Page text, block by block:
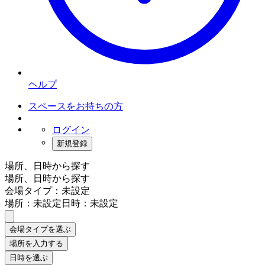
ヘルプ
スペースをお持ちの方
ログイン
新規登録
場所、日時から探す
場所、日時から探す
会場タイプ：未設定
場所：未設定日時：未設定
会場タイプを選ぶ
場所を入力する
日時を選ぶ